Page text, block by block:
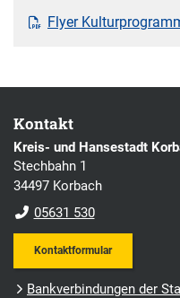
Flyer
Kontakt
Kreis- und Hansestadt
Stechbahn 1
34497 Korbach
05631 530
Kontaktformular
Bankverbindungen der